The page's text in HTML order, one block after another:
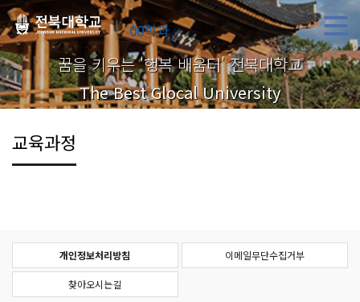
00학과
꿈을 키우는 '행복 배움터' 전북대학교
The Best Glocal University
교육과정
개인정보처리방침 이메일무단수집거부
찾아오시는길